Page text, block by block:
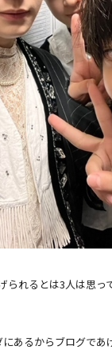
られるとは3人は思っ
にあるからブログであ